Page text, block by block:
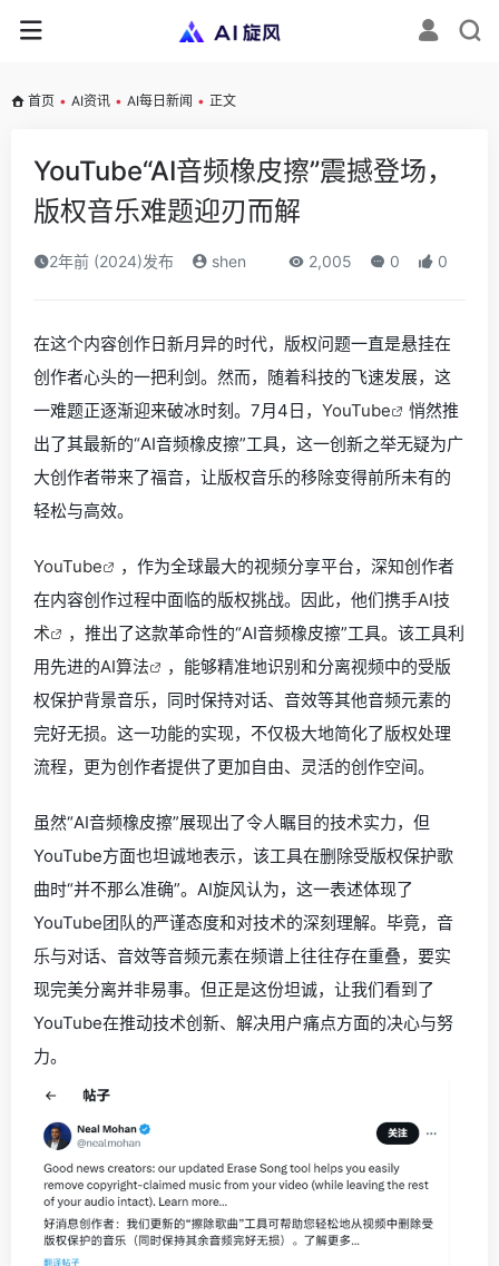
首页 • AI资讯 • AI每日新闻 • 正文
YouTube“AI音频橡皮擦”震撼登场，
版权音乐难题迎刃而解
2年前 (2024)发布 shen 2,005 0 0
在这个内容创作日新月异的时代，版权问题一直是悬挂在
创作者心头的一把利剑。然而，随着科技的飞速发展，这
一难题正逐渐迎来破冰时刻。7月4日， YouTube
悄然推
出了其最新的“AI音频橡皮擦”工具，这一创新之举无疑为广
大创作者带来了福音，让版权音乐的移除变得前所未有的
轻松与高效。
YouTube
，作为全球最大的视频分享平台，深知创作者
在内容创作过程中面临的版权挑战。因此，他们携手AI技
术
，推出了这款革命性的“AI音频橡皮擦”工具。该工具利
用先进的AI算法
，能够精准地识别和分离视频中的受版
权保护背景音乐，同时保持对话、音效等其他音频元素的
完好无损。这一功能的实现，不仅极大地简化了版权处理
流程，更为创作者提供了更加自由、灵活的创作空间。
虽然“AI音频橡皮擦”展现出了令人瞩目的技术实力，但
YouTube方面也坦诚地表示，该工具在删除受版权保护歌
曲时“并不那么准确”。AI旋风认为，这一表述体现了
YouTube团队的严谨态度和对技术的深刻理解。毕竟，音
乐与对话、音效等音频元素在频谱上往往存在重叠，要实
现完美分离并非易事。但正是这份坦诚，让我们看到了
YouTube在推动技术创新、解决用户痛点方面的决心与努
力。